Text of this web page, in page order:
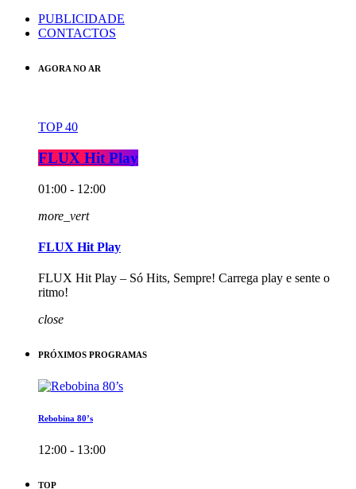
PUBLICIDADE
CONTACTOS
AGORA NO AR
TOP 40
FLUX Hit Play
01:00 - 12:00
more_vert
FLUX Hit Play
FLUX Hit Play – Só Hits, Sempre! Carrega play e sente o
ritmo!
close
PRÓXIMOS PROGRAMAS
Rebobina 80’s
12:00 - 13:00
TOP